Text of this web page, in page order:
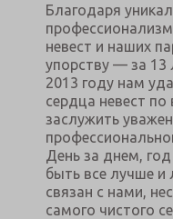
Благодаря
невест и наших
упорству — за 13
2013 году нам
сердца невест
заслужить
День за днем,
быть все лучше и
связан с нами,
самого чистого